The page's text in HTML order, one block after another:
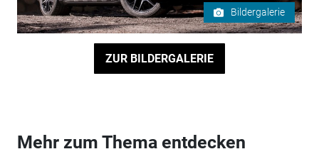
Bildergalerie
ZUR BILDERGALERIE
Mehr zum Thema entdecken